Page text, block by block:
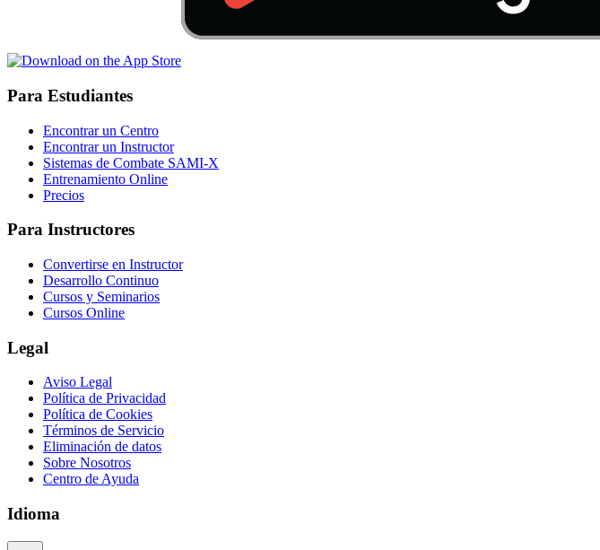
Para Estudiantes
Encontrar un Centro
Encontrar un Instructor
Sistemas de Combate SAMI-X
Entrenamiento Online
Precios
Para Instructores
Convertirse en Instructor
Desarrollo Continuo
Cursos y Seminarios
Cursos Online
Legal
Aviso Legal
Política de Privacidad
Política de Cookies
Términos de Servicio
Eliminación de datos
Sobre Nosotros
Centro de Ayuda
Idioma